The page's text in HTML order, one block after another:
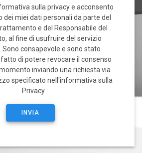
sulla privacy e acconsento
miei dati personali da parte del
e del Responsabile del
al fine di usufruire del servizio
consapevole e sono stato
di potere revocare il consenso
inviando una richiesta via
specificato nell'informativa sulla
Privacy.